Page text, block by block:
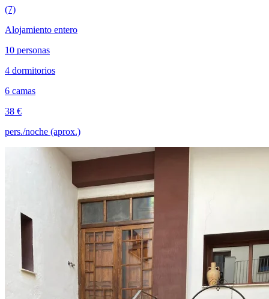
(7)
Alojamiento entero
10 personas
4 dormitorios
6 camas
38 €
pers./noche (aprox.)